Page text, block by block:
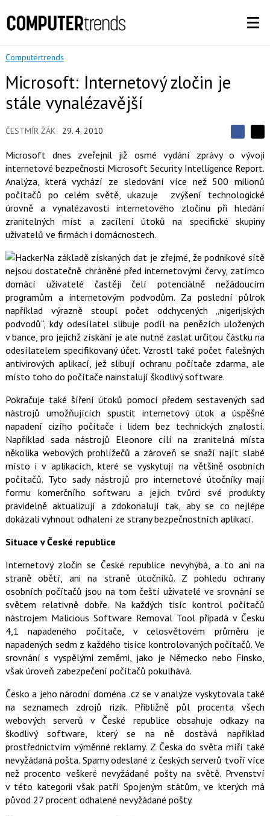
Computertrends
Microsoft: Internetový zločin je
stále vynalézavější
ČESTMÍR ŽÁK 29. 4. 2010
S
d
í
e
t
S
l
j
t
e
n
a
e
b
o
o
u
í
l
j
t
e
n
a
i
X
Microsoft dnes zveřejnil již osmé vydání zprávy o vývoji
internetové bezpečnosti Microsoft Security Intelligence Report.
Analýza, která vychází ze sledování více než 500 milionů
počítačů po celém světě, ukazuje zvýšení technologické
úrovně a vynalézavosti internetového zločinu při hledání
zranitelných míst a zacílení útoků na specifické skupiny
uživatelů ve firmách i domácnostech.
Na základě získaných dat je zřejmé, že podnikové sítě
nejsou dostatečně chráněné před internetovými červy, zatímco
domácí uživatelé častěji čelí potenciálně nežádoucím
programům a internetovým podvodům. Za poslední půlrok
například výrazně stoupl počet odchycených „nigerijských
podvodů“, kdy odesílatel slibuje podíl na penězích uložených
v bance, pro jejichž získání je ale nutné zaslat určitou částku na
odesílatelem specifikovaný účet. Vzrostl také počet falešných
antivirových aplikací, jež slibují ochranu počítače zdarma, ale
místo toho do počítače nainstalují škodlivý software.
Pokračuje také šíření útoků pomocí předem sestavených sad
nástrojů umožňujících spustit internetový útok a úspěšné
napadení cizího počítače i lidem bez technických znalostí.
Například sada nástrojů Eleonore cílí na zranitelná místa
několika webových prohlížečů a zároveň se snaží najít slabé
místo i v aplikacích, které se vyskytují na většině osobních
počítačů. Tyto sady nástrojů pro internetové útočníky mají
formu komerčního softwaru a jejich tvůrci své produkty
pravidelně aktualizují a zdokonalují tak, aby se co nejlépe
dokázali vyhnout odhalení ze strany bezpečnostních aplikací.
Situace v České republice
Internetový zločin se České republice nevyhýbá, a to ani na
straně obětí, ani na straně útočníků. Z pohledu ochrany
osobních počítačů jsou na tom čeští uživatelé ve srovnání se
světem relativně dobře. Na každých tisíc kontrol počítačů
nástrojem Malicious Software Removal Tool připadá v Česku
4,1 napadeného počítače, v celosvětovém průměru je
napadených sedm z každého tisíce kontrolovaných počítačů. Ve
srovnání s vyspělými zeměmi, jako je Německo nebo Finsko,
však úroveň zabezpečení počítačů pokulhává.
Česko a jeho národní doména .cz se v analýze vyskytovala také
na seznamech zdrojů rizik. Přibližně půl procenta všech
webových serverů v České republice obsahuje odkazy na
škodlivý software, který se na ně dostává například
prostřednictvím výměnné reklamy. Z Česka do světa míří také
nevyžádaná pošta. Spamy odeslané z českých serverů tvoří více
než procento veškeré nevyžádané pošty na světě. Prvenství
v této kategorii však patří Spojeným státům, ve kterých má
původ 27 procent odhalené nevyžádané pošty.